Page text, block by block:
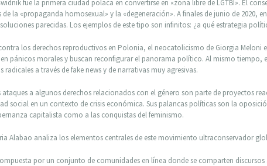
fue la primera ciudad polaca en convertirse en «zona libre de LGTBI». El
de la «propaganda homosexual» y la «degeneración». A finales de junio de 2020,
parecidas. Los ejemplos de este tipo son infinitos: ¿a qué estrategia
los derechos reproductivos en Polonia, el neocatolicismo de Giorgia Meloni
pánicos morales y buscan reconfigurar el panorama político. Al mismo tiempo,
radicales a través de fake news y de narrativas muy agresivas.
ataques a algunos derechos relacionados con el género son parte de proyectos
social en un contexto de crisis económica. Sus palancas políticas son la
capitalista como a las conquistas del feminismo.
Alabao analiza los elementos centrales de este movimiento ultraconservador
por un conjunto de comunidades en línea donde se comparten